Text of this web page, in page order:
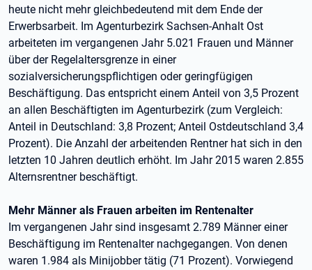
heute nicht mehr gleichbedeutend mit dem Ende der
Erwerbsarbeit. Im Agenturbezirk Sachsen-Anhalt Ost
arbeiteten im vergangenen Jahr 5.021 Frauen und Männer
über der Regelaltersgrenze in einer
sozialversicherungspflichtigen oder geringfügigen
Beschäftigung. Das entspricht einem Anteil von 3,5 Prozent
an allen Beschäftigten im Agenturbezirk (zum Vergleich:
Anteil in Deutschland: 3,8 Prozent; Anteil Ostdeutschland 3,4
Prozent). Die Anzahl der arbeitenden Rentner hat sich in den
letzten 10 Jahren deutlich erhöht. Im Jahr 2015 waren 2.855
Alternsrentner beschäftigt.
Mehr Männer als Frauen arbeiten im Rentenalter
Im vergangenen Jahr sind insgesamt 2.789 Männer einer
Beschäftigung im Rentenalter nachgegangen. Von denen
waren 1.984 als Minijobber tätig (71 Prozent). Vorwiegend